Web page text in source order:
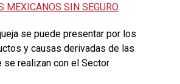
MEXICANOS SIN SEGURO
se puede presentar por los
y causas derivadas de las
se realizan con el Sector